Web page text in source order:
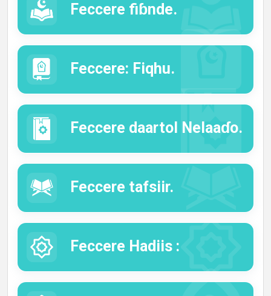
LanguagesFeccere fiɓnde.
Feccere: Fiqhu.
Feccere daartol Nelaaɗo.
Feccere tafsiir.
Feccere Hadiis :